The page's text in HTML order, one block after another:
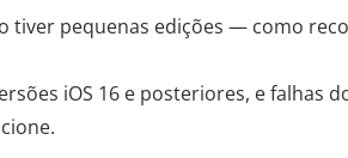
tiver pequenas edições — como
iOS 16 e posteriores, e falhas